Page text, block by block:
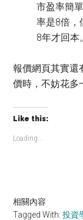
市盈率簡
率是8倍，
8年才回本
報價網頁其實還
價時，不妨花多
Like this:
Loading...
相關內容
Tagged With:投資